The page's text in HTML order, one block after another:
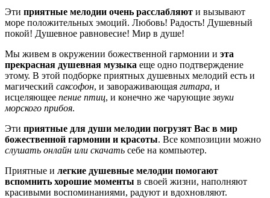
Эти приятные мелодии очень расслабляют и вызывают
море положительных эмоций. Любовь! Радость! Душевный
покой! Душевное равновесие! Мир в душе!
Мы живем в окружении божественной гармонии и эта
прекрасная душевная музыка еще одно подтверждение
этому. В этой подборке приятных душевных мелодий есть и
магический саксофон, и завораживающая гитара, и
исцеляющее пение птиц, и конечно же чарующиезвуки
морского прибоя.
Эти приятные для души мелодии погрузят Вас в мир
божественной гармонии и красоты. Все композиции можно
слушать онлайн или скачать себе на компьютер.
Приятные и легкие душевные мелодии помогают
вспомнить хорошие моменты в своей жизни, наполняют
красивыми воспоминаниями, радуют и вдохновляют.